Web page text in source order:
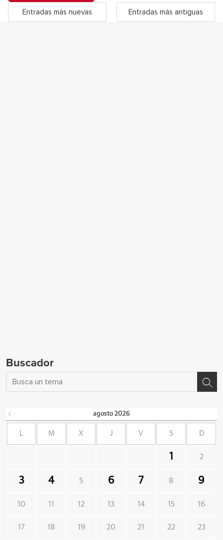
Entradas más nuevas Entradas más antiguas
Buscador
agosto 2026
L M X J V S D
1 2
3 4 5 6 7 8 9
10 11 12 13 14 15 16
17 18 19 20 21 22 23